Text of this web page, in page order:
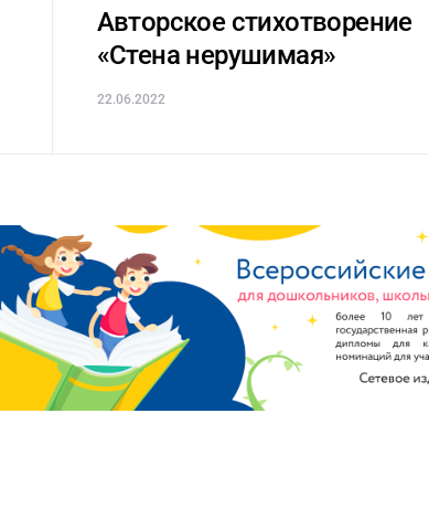
Авторское стихотворение
«Стена нерушимая»
22.06.2022